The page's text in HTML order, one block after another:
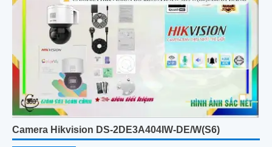
Camera Hikvision DS-2DE3A404IW-DE/W(S6)